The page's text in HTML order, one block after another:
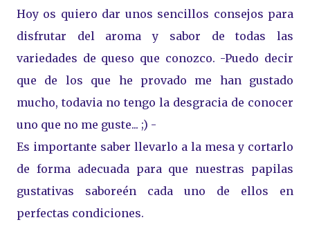
Hoy os quiero dar unos sencillos consejos para
disfrutar del aroma y sabor de todas las
variedades de queso que conozco. -Puedo decir
que de los que he provado me han gustado
mucho, todavia no tengo la desgracia de conocer
uno que no me guste... ;) -
Es importante saber llevarlo a la mesa y cortarlo
de forma adecuada para que nuestras papilas
gustativas saboreén cada uno de ellos en
perfectas condiciones.